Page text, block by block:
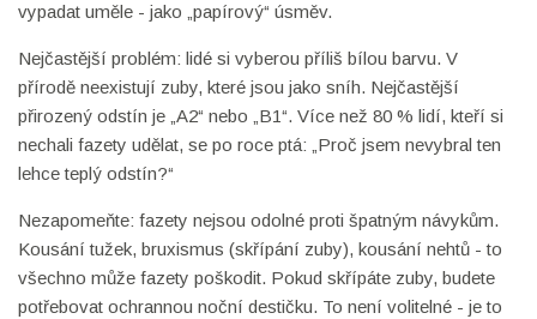
vypadat uměle - jako „papírový“ úsměv.
Nejčastější problém: lidé si vyberou příliš bílou barvu. V
přírodě neexistují zuby, které jsou jako sníh. Nejčastější
přirozený odstín je „A2“ nebo „B1“. Více než 80 % lidí, kteří si
nechali fazety udělat, se po roce ptá: „Proč jsem nevybral ten
lehce teplý odstín?“
Nezapomeňte: fazety nejsou odolné proti špatným návykům.
Kousání tužek, bruxismus (skřípání zuby), kousání nehtů - to
všechno může fazety poškodit. Pokud skřípáte zuby, budete
potřebovat ochrannou noční destičku. To není volitelné - je to